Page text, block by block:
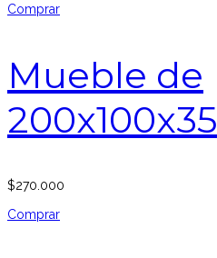
Comprar
Mueble de
200x100x35
$270.000
Comprar